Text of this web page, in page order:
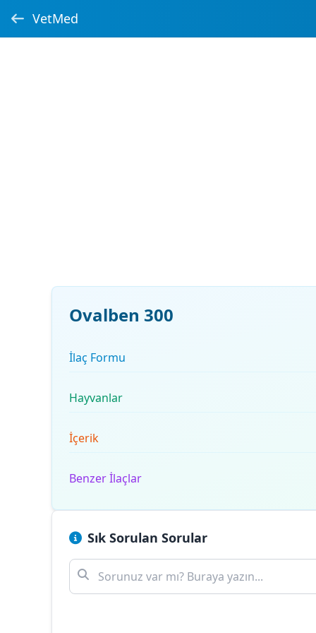
VetMed
Ovalben 300
İlaç Formu
Hayvanlar
İçerik
Benzer İlaçlar
Sık Sorulan Sorular